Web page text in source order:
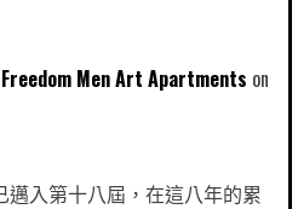
Men Art Apartments
邁入第十八屆，在這八年的累